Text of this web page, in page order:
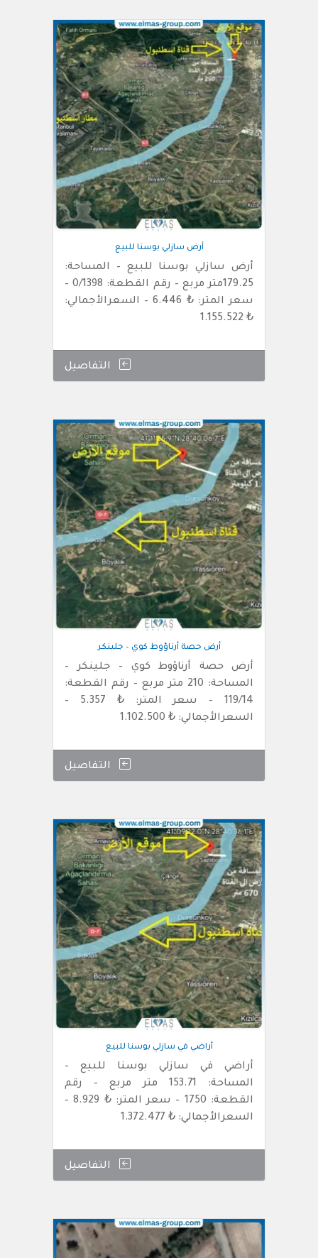
أرض سازلي بوسنا للبيع
أرض سازلي بوسنا للبيع – المساحة:
179.25متر مربع – رقم القطعة: 0/1398 –
سعر المتر: ₺ 6.446 – السعرالأجمالي:
₺ 1.155.522
التفاصيل
أرض حصة أرناؤوط كوي – جلينكر
أرض حصة أرناؤوط كوي – جلينكر –
المساحة: 210 متر مربع – رقم القطعة:
119/14 – سعر المتر: ₺ 5.357 –
السعرالأجمالي: ₺ 1.102.500
التفاصيل
أراضي في سازلي بوسنا للبيع
أراضي في سازلي بوسنا للبيع –
المساحة: 153.71 متر مربع – رقم
القطعة: 1750 – سعر المتر: ₺ 8.929 –
السعرالأجمالي: ₺ 1.372.477
التفاصيل